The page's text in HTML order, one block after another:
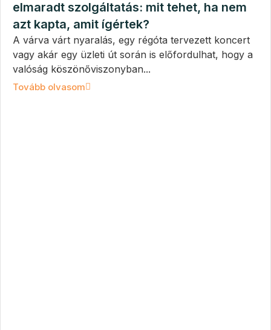
elmaradt szolgáltatás: mit tehet, ha nem
azt kapta, amit ígértek?
A várva várt nyaralás, egy régóta tervezett koncert
vagy akár egy üzleti út során is előfordulhat, hogy a
valóság köszönőviszonyban...
Tovább olvasom